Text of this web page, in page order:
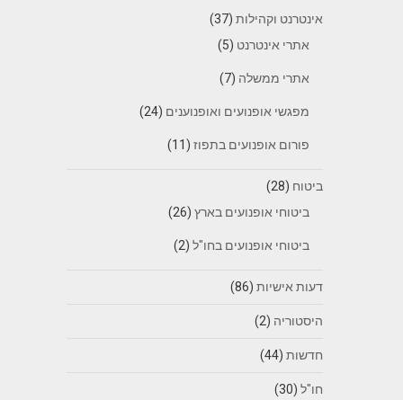
אינטרנט וקהילות(37)
אתרי אינטרנט (5)
אתרי ממשלה (7)
מפגשי אופנועים ואופנוענים (24)
פורום אופנועים בתפוז(11)
ביטוח (28)
ביטוחי אופנועים בארץ(26)
ביטוחי אופנועים בחו"ל(2)
דעות אישיות(86)
היסטוריה (2)
חדשות(44)
חו"ל(30)